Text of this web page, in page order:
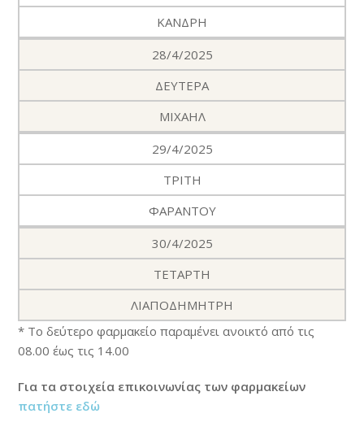
ΚΑΝΔΡΗ
28/4/2025
ΔΕΥΤΕΡΑ
ΜΙΧΑΗΛ
29/4/2025
ΤΡΙΤΗ
ΦΑΡΑΝΤΟΥ
30/4/2025
ΤΕΤΑΡΤΗ
ΛΙΑΠΟΔΗΜΗΤΡΗ
* Το δεύτερο φαρμακείο παραμένει ανοικτό από τις
08.00 έως τις 14.00
Για τα στοιχεία επικοινωνίας των φαρμακείων
πατήστε εδώ